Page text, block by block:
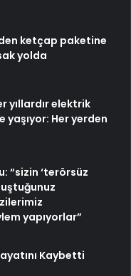
ketçap paketine
yolda
yıllardır elektrik
yaşıyor: Her yerden
“sizin ‘terörsüz
yapıyorlar”
Kaybetti